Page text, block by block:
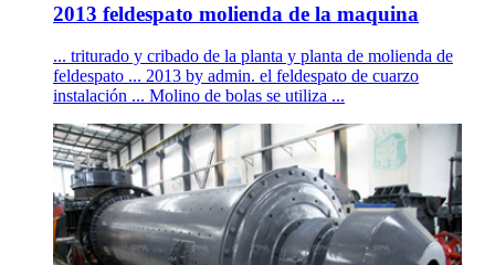
2013 feldespato molienda de la maquina
... triturado y cribado de la planta y planta de molienda de
feldespato ... 2013 by admin. el feldespato de cuarzo
instalación ... Molino de bolas se utiliza ...